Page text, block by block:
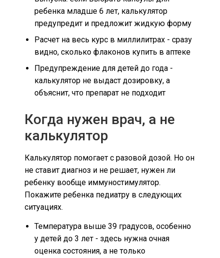
ребенка младше 6 лет, калькулятор
предупредит и предложит жидкую форму
Расчет на весь курс в миллилитрах - сразу
видно, сколько флаконов купить в аптеке
Предупреждение для детей до года -
калькулятор не выдаст дозировку, а
объяснит, что препарат не подходит
Когда нужен врач, а не
калькулятор
Калькулятор помогает с разовой дозой. Но он
не ставит диагноз и не решает, нужен ли
ребенку вообще иммуностимулятор.
Покажите ребенка педиатру в следующих
ситуациях.
Температура выше 39 градусов, особенно
у детей до 3 лет - здесь нужна очная
оценка состояния, а не только